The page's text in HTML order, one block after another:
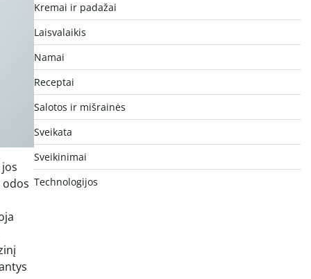
Kremai ir padažai
Laisvalaikis
Namai
Receptai
Salotos ir mišrainės
Sveikata
Sveikinimai
Technologijos